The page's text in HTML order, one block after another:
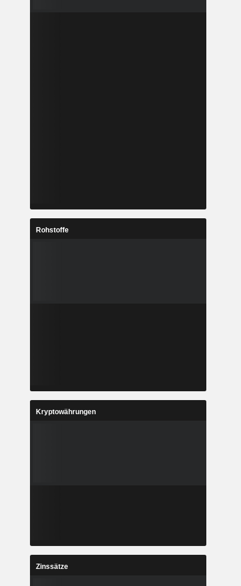
Rohstoffe
Kryptowährungen
Zinssätze